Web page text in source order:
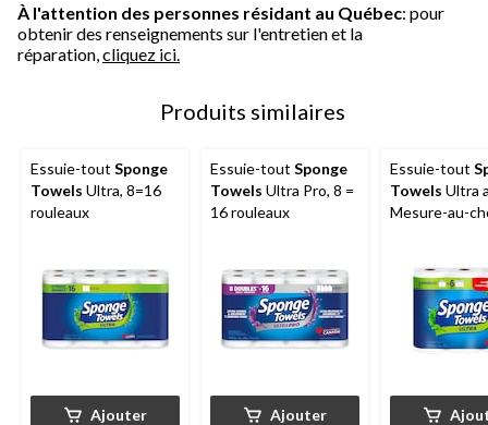
À l'attention des personnes résidant au Québec: pour
obtenir des renseignements sur l'entretien et la
réparation, cliquez ici.
Produits similaires
Essuie-tout Sponge
Towels Ultra, 8=16
rouleaux
Ajouter
Essuie-tout Sponge
Towels Ultra Pro, 8 =
16 rouleaux
Ajouter
Essuie-tout
Towels Ultra
Mesure-au-